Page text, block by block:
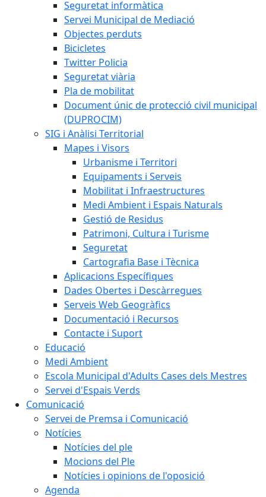
Seguretat informàtica
Servei Municipal de Mediació
Objectes perduts
Bicicletes
Twitter Policia
Seguretat viària
Pla de mobilitat
Document únic de protecció civil municipal
(DUPROCIM)
SIG i Anàlisi Territorial
Mapes i Visors
Urbanisme i Territori
Equipaments i Serveis
Mobilitat i Infraestructures
Medi Ambient i Espais Naturals
Gestió de Residus
Patrimoni, Cultura i Turisme
Seguretat
Cartografia Base i Tècnica
Aplicacions Específiques
Dades Obertes i Descàrregues
Serveis Web Geogràfics
Documentació i Recursos
Contacte i Suport
Educació
Medi Ambient
Escola Municipal d'Adults Cases dels Mestres
Servei d'Espais Verds
Comunicació
Servei de Premsa i Comunicació
Notícies
Notícies del ple
Mocions del Ple
Notícies i opinions de l'oposició
Agenda